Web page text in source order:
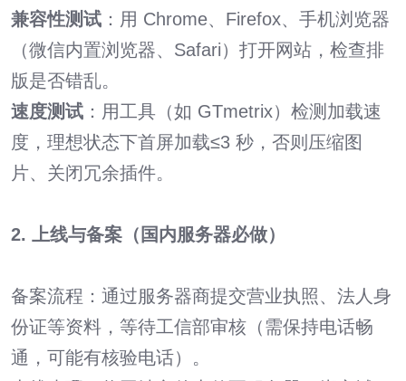
兼容性测试 ：用 Chrome、Firefox、手机浏览器
（微信内置浏览器、Safari）打开网站，检查排
版是否错乱。
速度测试 ：用工具（如 GTmetrix）检测加载速
度，理想状态下首屏加载≤3 秒，否则压缩图
片、关闭冗余插件。
2. 上线与备案（国内服务器必做）
备案流程：通过服务器商提交营业执照、法人身
份证等资料，等待工信部审核（需保持电话畅
通，可能有核验电话）。